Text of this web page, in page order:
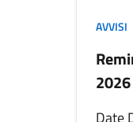
AVVISI
2026